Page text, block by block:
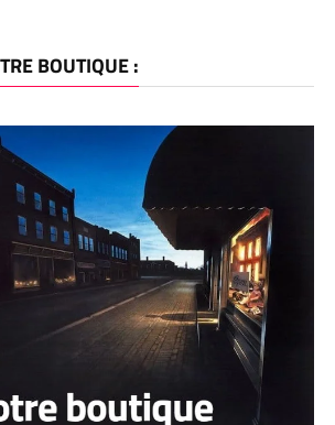
BOUTIQUE :